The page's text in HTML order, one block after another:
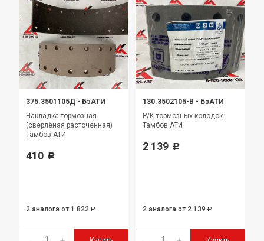
375.3501105Д - БзАТИ
Накладка тормозная
(сверлёная расточенная)
Тамбов АТИ
410 Р
2 аналога от 1 822 Р
130.3502105-В - БзАТИ
Р/К тормозных колодок
Тамбов АТИ
2 139 Р
2 аналога от 2 139 Р